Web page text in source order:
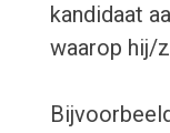
kandidaat
waarop hij/